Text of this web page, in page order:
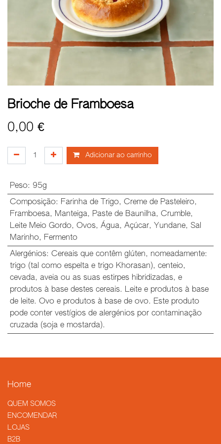
Brioche de Framboesa
0,00 €
Adicionar ao carrinho
Peso: 95g
Composição: Farinha de Trigo, Creme de Pasteleiro,
Framboesa, Manteiga, Paste de Baunilha, Crumble,
Leite Meio Gordo, Ovos, Água, Açúcar, Yundane, Sal
Marinho, Fermento
Alergénios: Cereais que contêm glúten, nomeadamente:
trigo (tal como espelta e trigo Khorasan), centeio,
cevada, aveia ou as suas estirpes hibridizadas, e
produtos à base destes cereais. Leite e produtos à base
de leite. Ovo e produtos à base de ovo. Este produto
pode conter vestígios de alergénios por contaminação
cruzada (soja e mostarda).
Home
QUEM SOMOS
​ENCOMENDAR
LOJAS
B2B